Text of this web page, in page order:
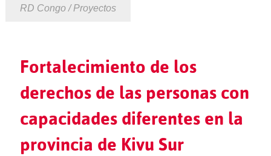
RD Congo / Proyectos
Fortalecimiento de los
derechos de las personas con
capacidades diferentes en la
provincia de Kivu Sur